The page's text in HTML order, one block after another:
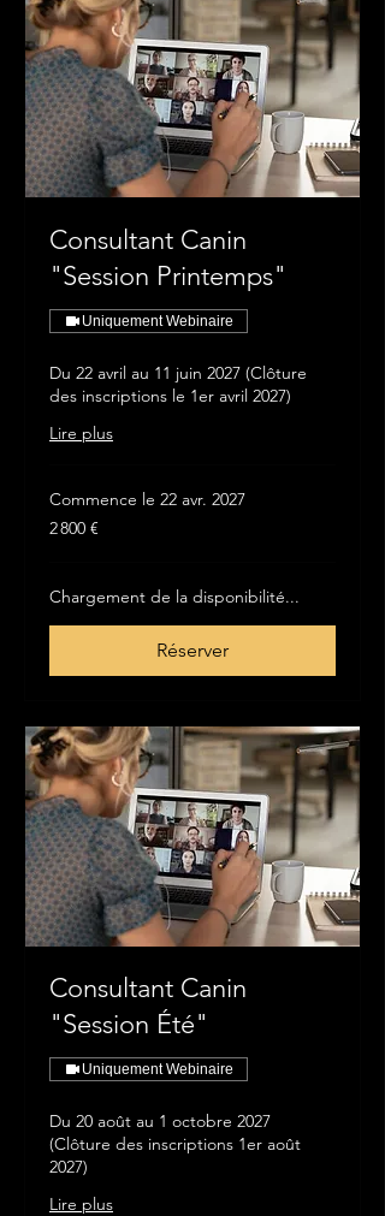
Consultant Canin
"Session Printemps"
Uniquement Webinaire
Du 22 avril au 11 juin 2027 (Clôture
des inscriptions le 1er avril 2027)
Lire plus
Commence le 22 avr. 2027
2 800
euros
2 800 €
Chargement de la disponibilité...
Réserver
Consultant Canin
"Session Été"
Uniquement Webinaire
Du 20 août au 1 octobre 2027
(Clôture des inscriptions 1er août
2027)
Lire plus